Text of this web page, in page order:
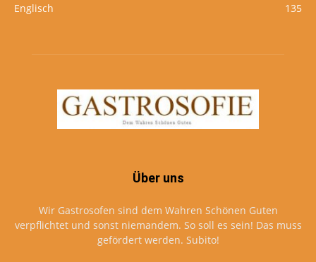
Englisch
135
Über uns
Wir Gastrosofen sind dem Wahren Schönen Guten
verpflichtet und sonst niemandem. So soll es sein! Das muss
gefördert werden. Subito!